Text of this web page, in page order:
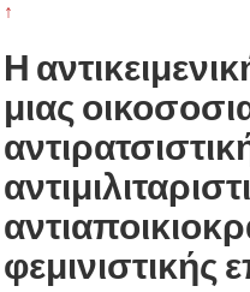
↑
Η
μιας
φεμινιστικής